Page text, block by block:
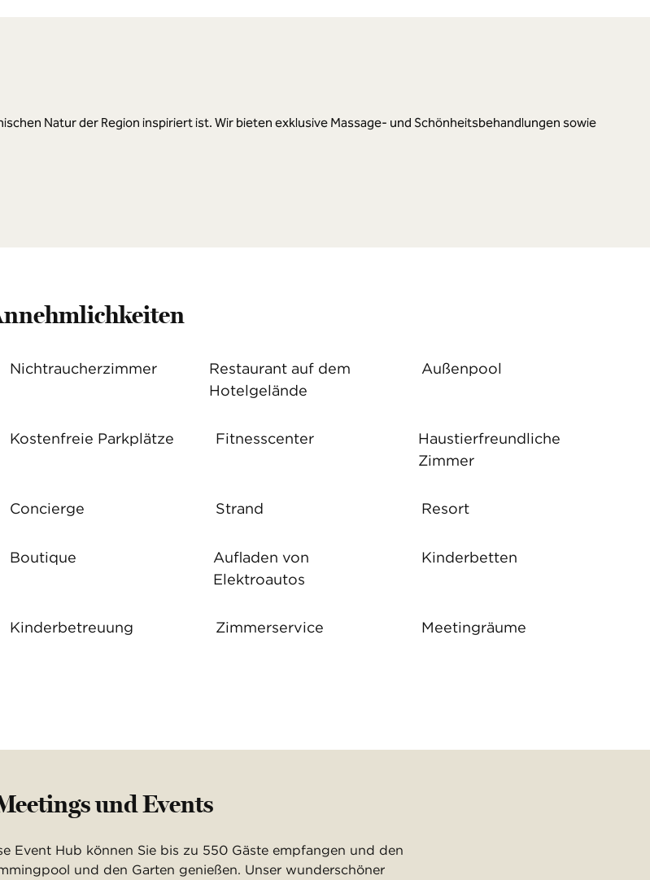
Natur der Region inspiriert ist. Wir bieten exklusive Massage- und Schönheitsbehandlungen sowie
Nichtraucher­zimmer
Restaurant auf dem
Hotelgelände
Außenpool
Kostenfreie Parkplätze Fitnesscenter
Haustier­freundliche
Zimmer
Concierge Strand Resort
Boutique
Aufladen von
Elektroautos
Kinderbetten
Kinderbetreuung Zimmer­service Meeting­räume
und Events
Event Hub können Sie bis zu 550 Gäste empfangen und den
und den Garten genießen. Unser wunderschöner